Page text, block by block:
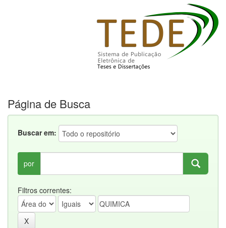
Página de Busca
Buscar em:
por
Filtros correntes: